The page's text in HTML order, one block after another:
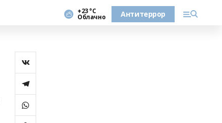
+23 °С
Облачно Антитеррор